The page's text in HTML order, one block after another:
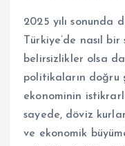
2025 yılı sonunda
Türkiye’de nasıl
belirsizlikler olsa
politikaların doğru
ekonominin
sayede, döviz
ve ekonomik